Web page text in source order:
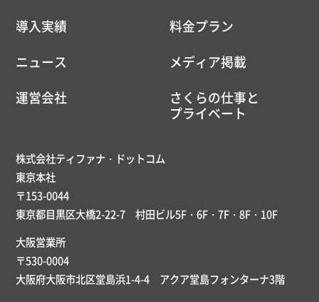
導入実績
料金プラン
ニュース
メディア掲載
運営会社
さくらの仕事と
プライベート
株式会社ティファナ・ドットコム
東京本社
〒153-0044
東京都目黒区大橋2-22-7 村田ビル5F・6F・7F・8F・10F
大阪営業所
〒530-0004
大阪府大阪市北区堂島浜1-4-4 アクア堂島フォンターナ3階